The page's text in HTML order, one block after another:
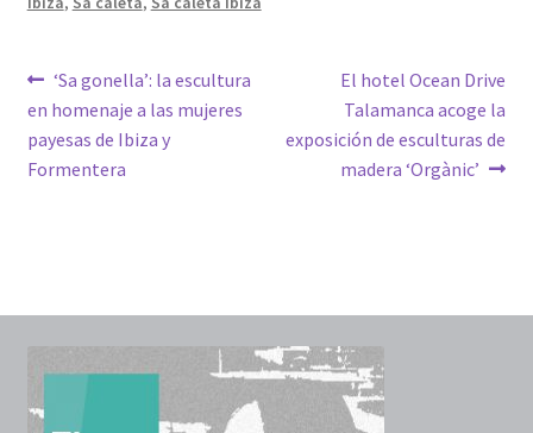
Navegación
de
entradas
Anterior:
‘Sa gonella’: la escultura
en homenaje a las mujeres
payesas de Ibiza y
Formentera
Siguiente:
El hotel Ocean Drive
Talamanca acoge la
exposición de esculturas de
madera ‘Orgànic’